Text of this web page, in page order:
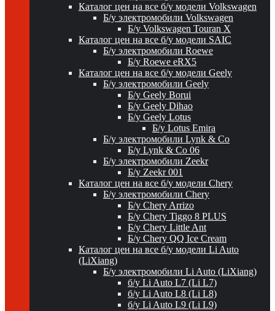
Каталог цен на все б/у модели Volkswagen
Б/у электромобили Volkswagen
Б/у Volkswagen Touran X
Каталог цен на все б/у модели SAIC
Б/у электромобили Roewe
Б/у Roewe eRX5
Каталог цен на все б/у модели Geely
Б/у электромобили Geely
Б/у Geely Borui
Б/у Geely Dihao
Б/у Geely Lotus
Б/у Lotus Emira
Б/у электромобили Lynk & Co
Б/у Lynk & Co 06
Б/у электромобили Zeekr
Б/у Zeekr 001
Каталог цен на все б/у модели Chery
Б/у электромобили Chery
Б/у Chery Arrizo
Б/у Chery Tiggo 8 PLUS
Б/у Chery Little Ant
Б/у Chery QQ Ice Cream
Каталог цен на все б/у модели Li Auto
(LiXiang)
Б/у электромобили Li Auto (LiXiang)
б/у Li Auto L7 (Li L7)
б/у Li Auto L8 (Li L8)
б/у Li Auto L9 (Li L9)